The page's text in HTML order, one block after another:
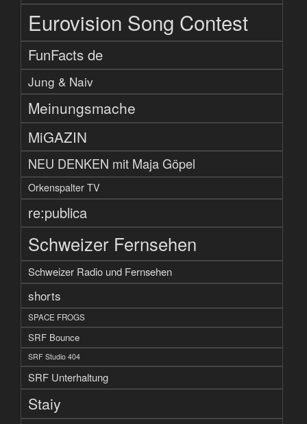
Eurovision Song Contest
FunFacts de
Jung & Naiv
Meinungsmache
MiGAZIN
NEU DENKEN mit Maja Göpel
Orkenspalter TV
re:publica
Schweizer Fernsehen
Schweizer Radio und Fernsehen
shorts
SPACE FROGS
SRF Bounce
SRF Studio 404
SRF Unterhaltung
Staiy